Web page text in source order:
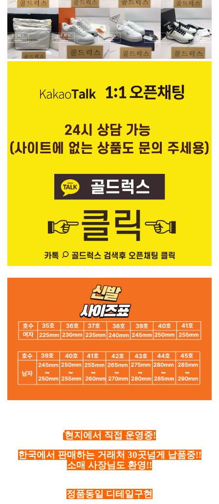
현지에서 직접 운영중!
한국에서 판매하는 거래처 30곳넘게 납품중!!
소매 사장님도 환영!!
정품동일 디테일구현